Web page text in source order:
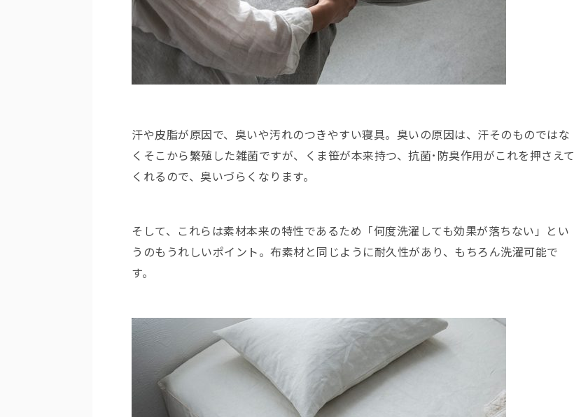
汗や皮脂が原因で、臭いや汚れのつきやすい寝具。臭いの原因は、汗そのものではな
くそこから繁殖した雑菌ですが、くま笹が本来持つ、 抗菌･防臭作用がこれを押さえて
くれるので、臭いづらくなります。
そして、これらは素材本来の特性であるため 「何度洗濯しても効果が落ちない」
とい
うのもうれしいポイント。布素材と同じように耐久性があり、もちろん洗濯可能で
す。